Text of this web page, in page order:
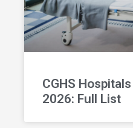
CGHS
2026: Full List